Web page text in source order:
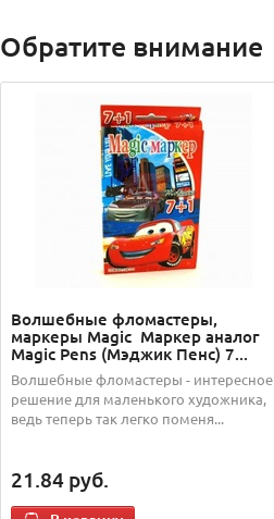
Обратите внимание
Волшебные фломастеры,
маркеры Magic Маркер аналог
Magic Pens (Мэджик Пенс) 7...
Волшебные фломастеры - интересное
решение для маленького художника,
ведь теперь так легко поменя...
21.84 руб.